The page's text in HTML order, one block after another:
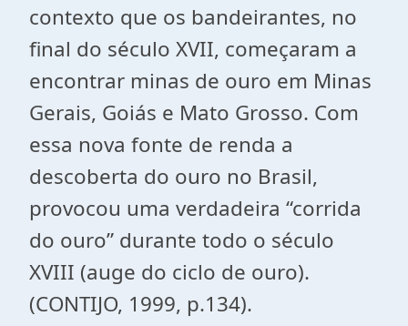
contexto que os bandeirantes, no
final do século XVII, começaram a
encontrar minas de ouro em Minas
Gerais, Goiás e Mato Grosso. Com
essa nova fonte de renda a
descoberta do ouro no Brasil,
provocou uma verdadeira “corrida
do ouro” durante todo o século
XVIII (auge do ciclo de ouro).
(CONTIJO, 1999, p.134).